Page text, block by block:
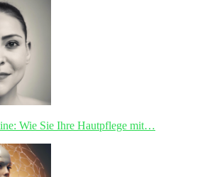
Wie Sie Ihre Hautpflege mit…